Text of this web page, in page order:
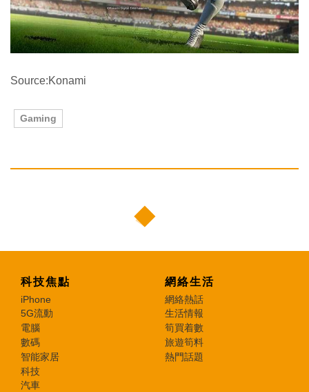
Source:Konami
Gaming
科技焦點
iPhone
5G流動
電腦
數碼
智能家居
科技
汽車
網絡生活
網絡熱話
生活情報
筍買着數
旅遊筍料
熱門話題